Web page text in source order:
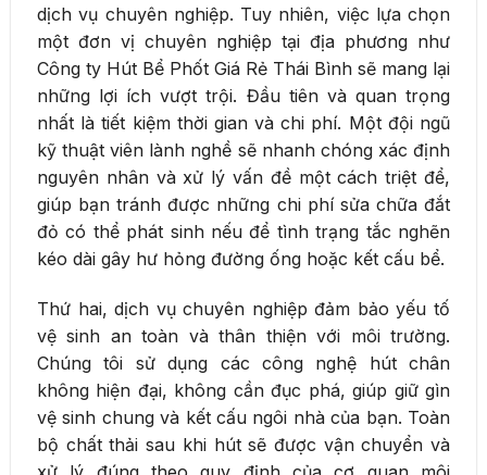
dịch vụ chuyên nghiệp. Tuy nhiên, việc lựa chọn
một đơn vị chuyên nghiệp tại địa phương như
Công ty Hút Bể Phốt Giá Rẻ Thái Bình sẽ mang lại
những lợi ích vượt trội. Đầu tiên và quan trọng
nhất là tiết kiệm thời gian và chi phí. Một đội ngũ
kỹ thuật viên lành nghề sẽ nhanh chóng xác định
nguyên nhân và xử lý vấn đề một cách triệt để,
giúp bạn tránh được những chi phí sửa chữa đắt
đỏ có thể phát sinh nếu để tình trạng tắc nghẽn
kéo dài gây hư hỏng đường ống hoặc kết cấu bể.
Thứ hai, dịch vụ chuyên nghiệp đảm bảo yếu tố
vệ sinh an toàn và thân thiện với môi trường.
Chúng tôi sử dụng các công nghệ hút chân
không hiện đại, không cần đục phá, giúp giữ gìn
vệ sinh chung và kết cấu ngôi nhà của bạn. Toàn
bộ chất thải sau khi hút sẽ được vận chuyển và